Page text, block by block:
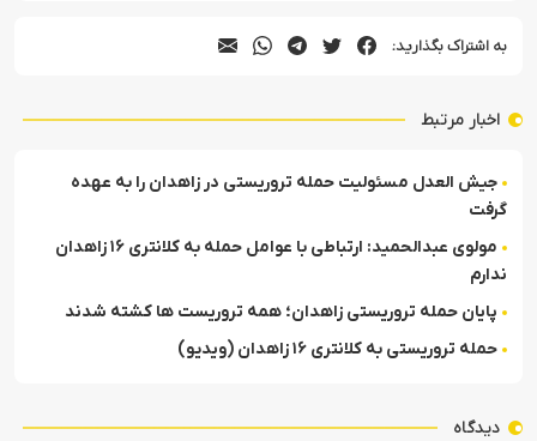
به اشتراک بگذارید:
اخبار مرتبط
جیش العدل مسئولیت حمله تروریستی در زاهدان را به عهده
گرفت
مولوی عبدالحمید: ارتباطی با عوامل حمله به کلانتری ۱۶ زاهدان
ندارم
پایان حمله تروریستی زاهدان؛ همه تروریست ها کشته شدند
حمله تروریستی به کلانتری ۱۶ زاهدان (ویدیو)
دیدگاه